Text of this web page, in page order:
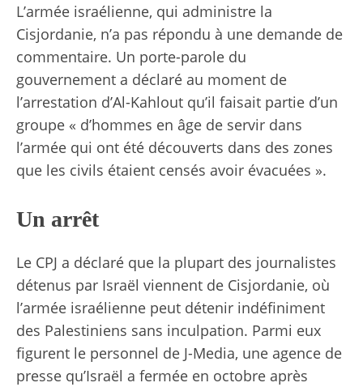
L’armée israélienne, qui administre la
Cisjordanie, n’a pas répondu à une demande de
commentaire. Un porte-parole du
gouvernement a déclaré au moment de
l’arrestation d’Al-Kahlout qu’il faisait partie d’un
groupe « d’hommes en âge de servir dans
l’armée qui ont été découverts dans des zones
que les civils étaient censés avoir évacuées ».
Un arrêt
Le CPJ a déclaré que la plupart des journalistes
détenus par Israël viennent de Cisjordanie, où
l’armée israélienne peut détenir indéfiniment
des Palestiniens sans inculpation. Parmi eux
figurent le personnel de J-Media, une agence de
presse qu’Israël a fermée en octobre après